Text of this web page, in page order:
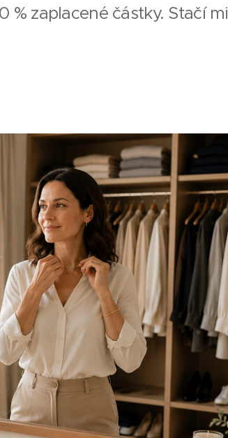
zaplacené částky. Stačí mi